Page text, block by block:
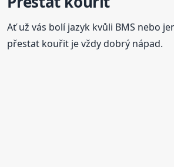
Ať už vás bolí jazyk kvůli BMS nebo
přestat kouřit je vždy dobrý nápad.